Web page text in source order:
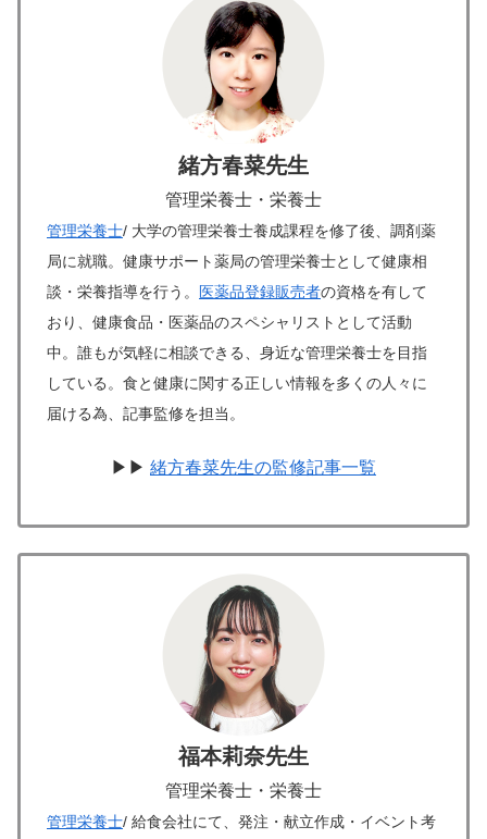
緒方春菜先生
管理栄養士・栄養士
管理栄養士/ 大学の管理栄養士養成課程を修了後、調剤薬
局に就職。健康サポート薬局の管理栄養士として健康相
談・栄養指導を行う。
医薬品登録販売者の資格を有して
おり、健康食品・医薬品のスペシャリストとして活動
中。誰もが気軽に相談できる、身近な管理栄養士を目指
している。食と健康に関する正しい情報を多くの人々に
届ける為、記事監修を担当。
▶▶ 緒方春菜先生の監修記事一覧
福本莉奈先生
管理栄養士・栄養士
管理栄養士/ 給食会社にて、発注・献立作成・イベント考